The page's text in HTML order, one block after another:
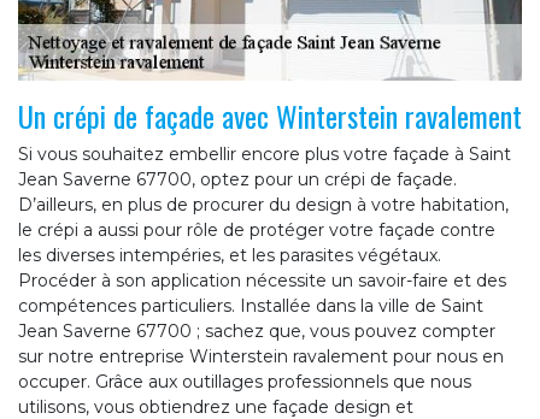
Un crépi de façade avec Winterstein ravalement
Si vous souhaitez embellir encore plus votre façade à Saint
Jean Saverne 67700, optez pour un crépi de façade.
D’ailleurs, en plus de procurer du design à votre habitation,
le crépi a aussi pour rôle de protéger votre façade contre
les diverses intempéries, et les parasites végétaux.
Procéder à son application nécessite un savoir-faire et des
compétences particuliers. Installée dans la ville de Saint
Jean Saverne 67700 ; sachez que, vous pouvez compter
sur notre entreprise Winterstein ravalement pour nous en
occuper. Grâce aux outillages professionnels que nous
utilisons, vous obtiendrez une façade design et